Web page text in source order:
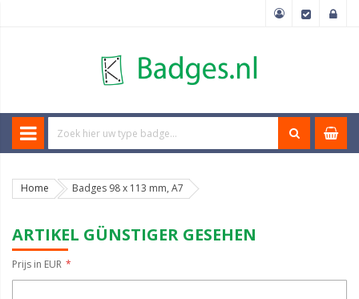
Home Badges 98 x 113 mm, A7
ARTIKEL GÜNSTIGER GESEHEN
Prijs in EUR